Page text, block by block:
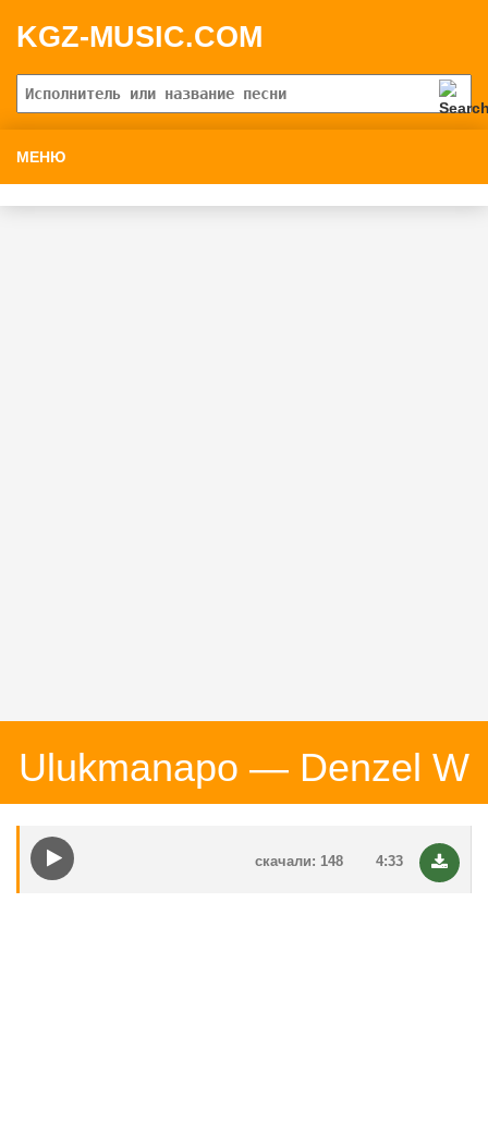
KGZ-MUSIC.COM
МЕНЮ
Ulukmanapo — Denzel W
4:33
скачали: 148